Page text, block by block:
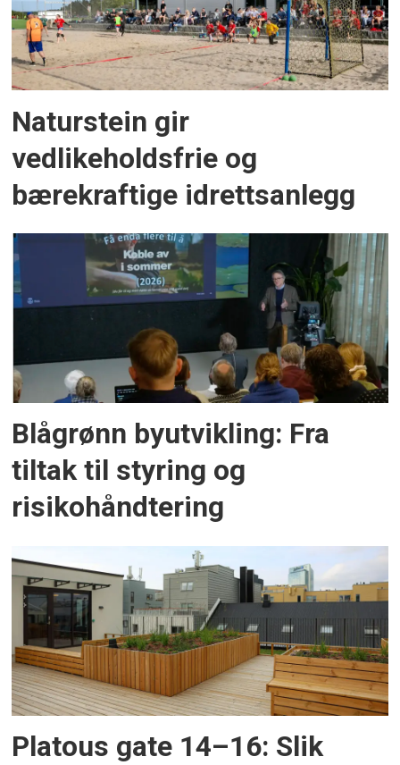
Naturstein gir
vedlikeholdsfrie og
bærekraftige idrettsanlegg
Blågrønn byutvikling: Fra
tiltak til styring og
risikohåndtering
Platous gate 14–16: Slik